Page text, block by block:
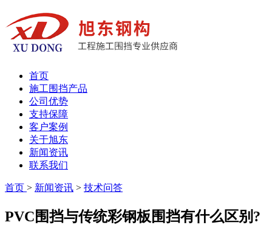
首页
施工围挡产品
公司优势
支持保障
客户案例
关于旭东
新闻资讯
联系我们
首页 > 新闻资讯 > 技术问答
PVC围挡与传统彩钢板围挡有什么区别?